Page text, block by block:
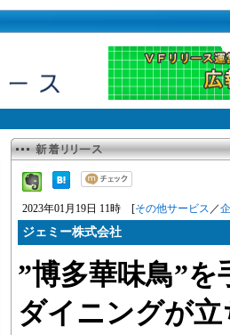
2023年01月19日 11時 [その他サービス ／
ジェミー株式会社
”博多華味鳥”
ダイニングが